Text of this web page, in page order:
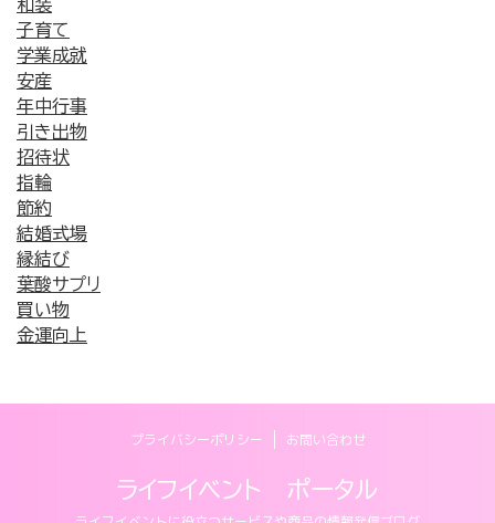
和装
子育て
学業成就
安産
年中行事
引き出物
招待状
指輪
節約
結婚式場
縁結び
葉酸サプリ
買い物
金運向上
プライバシーポリシー お問い合わせ
ライフイベント ポータル